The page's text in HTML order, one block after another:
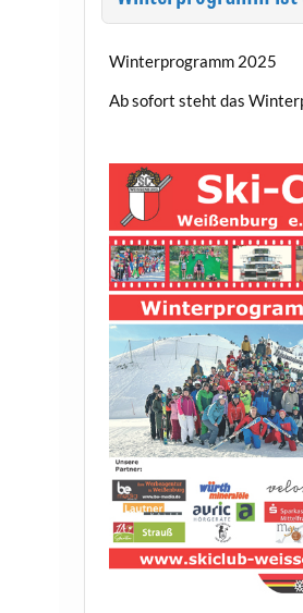
Winterprogramm 2025
Ab sofort steht das